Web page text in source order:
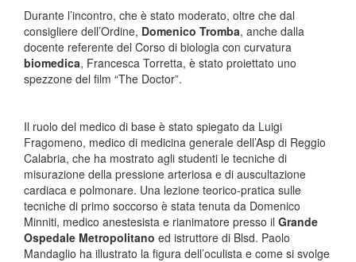
Durante l’incontro, che è stato moderato, oltre che dal
consigliere dell’Ordine, Domenico Tromba, anche dalla
docente referente del Corso di biologia con curvatura
biomedica, Francesca Torretta, è stato proiettato uno
spezzone del film “The Doctor”.
Il ruolo del medico di base è stato spiegato da Luigi
Fragomeno, medico di medicina generale dell’Asp di Reggio
Calabria, che ha mostrato agli studenti le tecniche di
misurazione della pressione arteriosa e di auscultazione
cardiaca e polmonare. Una lezione teorico-pratica sulle
tecniche di primo soccorso è stata tenuta da Domenico
Minniti, medico anestesista e rianimatore presso il Grande
Ospedale Metropolitano ed istruttore di Blsd. Paolo
Mandaglio ha illustrato la figura dell’oculista e come si svolge